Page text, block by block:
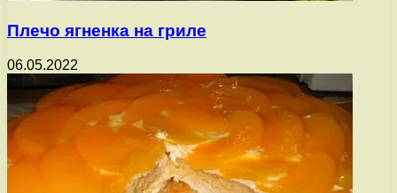
Плечо ягненка на гриле
06.05.2022